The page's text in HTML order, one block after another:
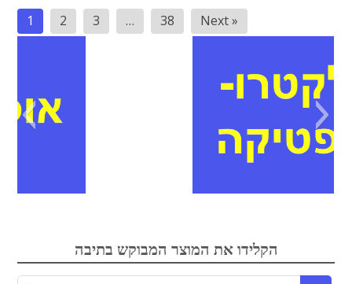
Posts
pagination
1 2 3 … 38 Next »
הקלידו את המוצר המבוקש בתיבה